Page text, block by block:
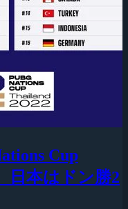
Cup
日本はドン勝2